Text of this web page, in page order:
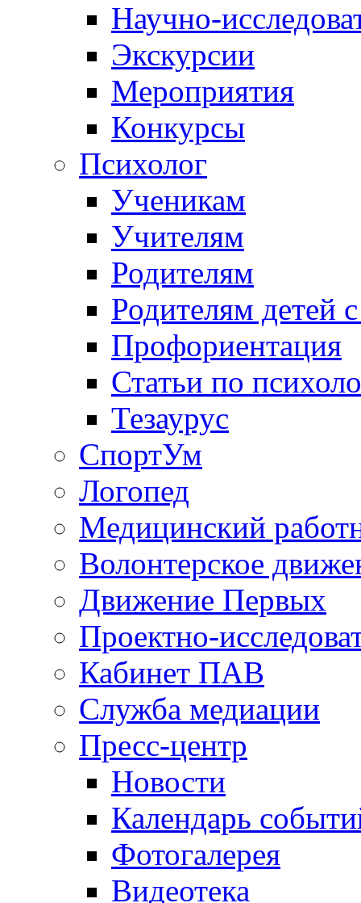
Научно-
Экскурсии
Мероприятия
Конкурсы
Психолог
Ученикам
Учителям
Родителям
Родителям детей
Профориентация
Статьи по
Тезаурус
СпортУм
Логопед
Медицинский
Волонтерское
Движение Первых
Проектно-
Кабинет ПАВ
Служба медиации
Пресс-центр
Новости
Календарь
Фотогалерея
Видеотека